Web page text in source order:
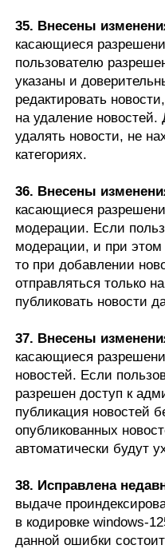
35. Внесены
касающиеся
пользователю
указаны и
редактировать
на удаление
удалять новости, не
категориях.
36. Внесены
касающиеся
модерации. Если
модерации, и при этом
то при добавлении
отправляться только
публиковать новости
37. Внесены
касающиеся
новостей. Если
разрешен доступ к
публикация новостей
опубликованных
автоматически будут
38. Исправлена
выдаче
в кодировке windows-
данной ошибки